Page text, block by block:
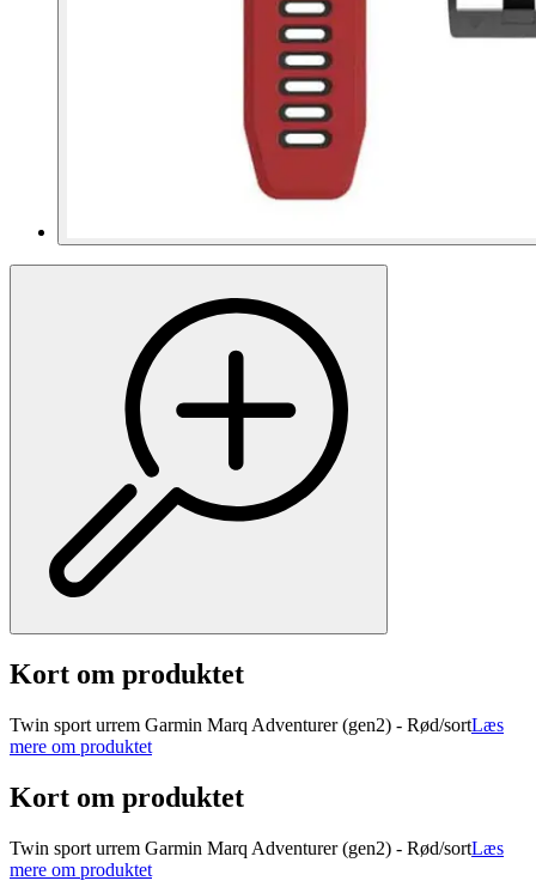
Kort om produktet
Twin sport urrem Garmin Marq Adventurer (gen2) - Rød/sortLæs
mere om produktet
Kort om produktet
Twin sport urrem Garmin Marq Adventurer (gen2) - Rød/sortLæs
mere om produktet